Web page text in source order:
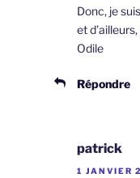
Donc, je
et
Odile
Répondre
patrick
1 JANVIER